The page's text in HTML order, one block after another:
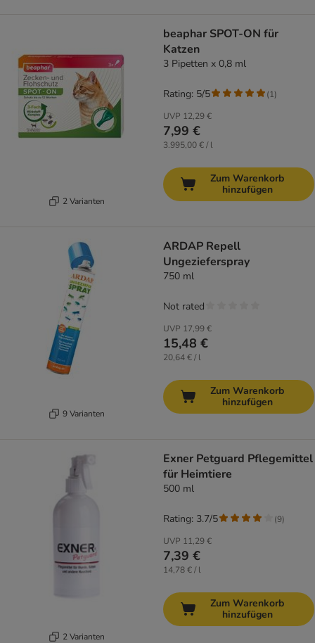
2 Varianten
beaphar SPOT-ON für
Katzen
3 Pipetten x 0,8 ml
UVP 12,29 €
7,99 €
3.995,00 € / l
Rating: 5/5 (1)
Zum Warenkorb
hinzufügen
9 Varianten
ARDAP Repell
Ungezieferspray
750 ml
UVP 17,99 €
15,48 €
20,64 € / l
Not rated
Zum Warenkorb
hinzufügen
2 Varianten
Exner Petguard Pflegemittel
für Heimtiere
500 ml
UVP 11,29 €
7,39 €
14,78 € / l
Rating: 3.7/5 (9)
Zum Warenkorb
hinzufügen